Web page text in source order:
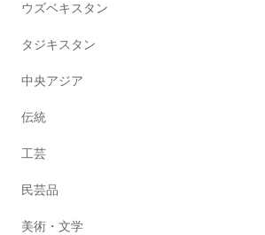
ウズベキスタン
タジキスタン
中央アジア
伝統
工芸
民芸品
美術・文学